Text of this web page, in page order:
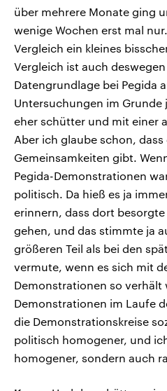
über mehrere Monate ging
wenige Wochen erst mal
Vergleich ein kleines
Vergleich ist auch
Datengrundlage bei Pegida
Untersuchungen im Grunde
eher schütter und mit einer
Aber ich glaube schon, dass
Gemeinsamkeiten gibt.
Pegida-Demonstrationen
politisch. Da hieß es ja
erinnern, dass dort
gehen, und das stimmte ja
größeren Teil als bei den
vermute, wenn es sich mit
Demonstrationen so verhält
Demonstrationen im Laufe
die Demonstrationskreise
politisch homogener, und
homogener, sondern auch